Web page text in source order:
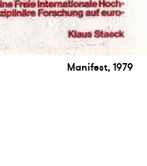
Manifest, 1979